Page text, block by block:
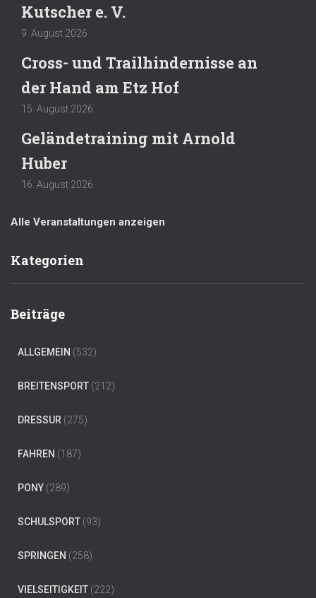
Kutscher e. V.
9. August 2026
Cross- und Trailhindernisse an
der Hand am Etz Hof
15. August 2026
Geländetraining mit Arnold
Huber
16. August 2026
Alle Veranstaltungen anzeigen
Kategorien
Beiträge
ALLGEMEIN (532)
BREITENSPORT (212)
DRESSUR (275)
FAHREN (187)
PONY (289)
SCHULSPORT (93)
SPRINGEN (258)
VIELSEITIGKEIT (222)